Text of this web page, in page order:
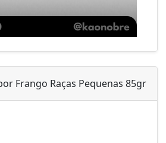
Frango Raças Pequenas 85gr